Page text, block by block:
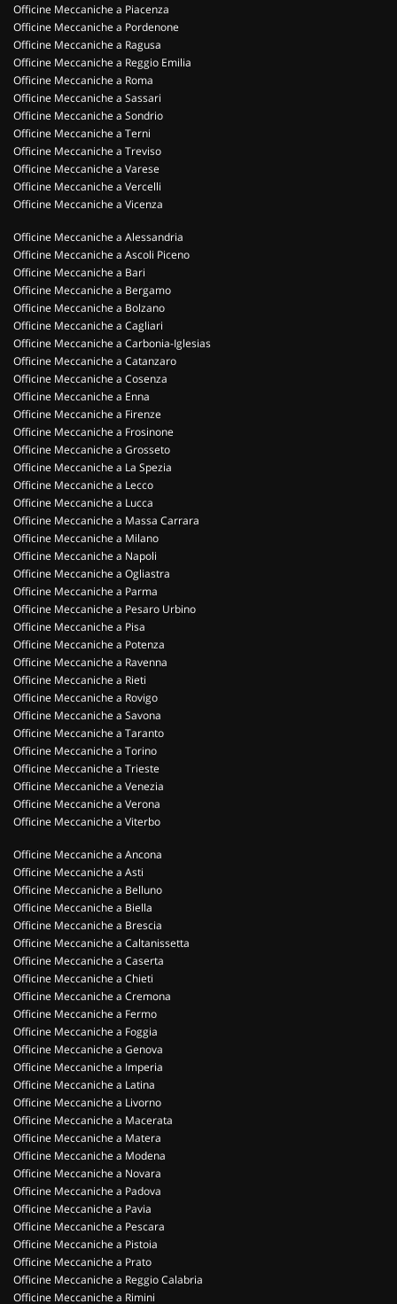
Officine Meccaniche a Piacenza
Officine Meccaniche a Pordenone
Officine Meccaniche a Ragusa
Officine Meccaniche a Reggio Emilia
Officine Meccaniche a Roma
Officine Meccaniche a Sassari
Officine Meccaniche a Sondrio
Officine Meccaniche a Terni
Officine Meccaniche a Treviso
Officine Meccaniche a Varese
Officine Meccaniche a Vercelli
Officine Meccaniche a Vicenza
Officine Meccaniche a Alessandria
Officine Meccaniche a Ascoli Piceno
Officine Meccaniche a Bari
Officine Meccaniche a Bergamo
Officine Meccaniche a Bolzano
Officine Meccaniche a Cagliari
Officine Meccaniche a Carbonia-Iglesias
Officine Meccaniche a Catanzaro
Officine Meccaniche a Cosenza
Officine Meccaniche a Enna
Officine Meccaniche a Firenze
Officine Meccaniche a Frosinone
Officine Meccaniche a Grosseto
Officine Meccaniche a La Spezia
Officine Meccaniche a Lecco
Officine Meccaniche a Lucca
Officine Meccaniche a Massa Carrara
Officine Meccaniche a Milano
Officine Meccaniche a Napoli
Officine Meccaniche a Ogliastra
Officine Meccaniche a Parma
Officine Meccaniche a Pesaro Urbino
Officine Meccaniche a Pisa
Officine Meccaniche a Potenza
Officine Meccaniche a Ravenna
Officine Meccaniche a Rieti
Officine Meccaniche a Rovigo
Officine Meccaniche a Savona
Officine Meccaniche a Taranto
Officine Meccaniche a Torino
Officine Meccaniche a Trieste
Officine Meccaniche a Venezia
Officine Meccaniche a Verona
Officine Meccaniche a Viterbo
Officine Meccaniche a Ancona
Officine Meccaniche a Asti
Officine Meccaniche a Belluno
Officine Meccaniche a Biella
Officine Meccaniche a Brescia
Officine Meccaniche a Caltanissetta
Officine Meccaniche a Caserta
Officine Meccaniche a Chieti
Officine Meccaniche a Cremona
Officine Meccaniche a Fermo
Officine Meccaniche a Foggia
Officine Meccaniche a Genova
Officine Meccaniche a Imperia
Officine Meccaniche a Latina
Officine Meccaniche a Livorno
Officine Meccaniche a Macerata
Officine Meccaniche a Matera
Officine Meccaniche a Modena
Officine Meccaniche a Novara
Officine Meccaniche a Padova
Officine Meccaniche a Pavia
Officine Meccaniche a Pescara
Officine Meccaniche a Pistoia
Officine Meccaniche a Prato
Officine Meccaniche a Reggio Calabria
Officine Meccaniche a Rimini